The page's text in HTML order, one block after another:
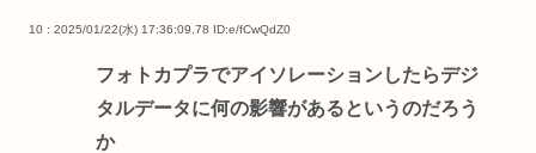
10 : 2025/01/22(水) 17:36:09.78 ID:e/fCwQdZ0
フォトカプラでアイソレーションしたらデジ
タルデータに何の影響があるというのだろう
か